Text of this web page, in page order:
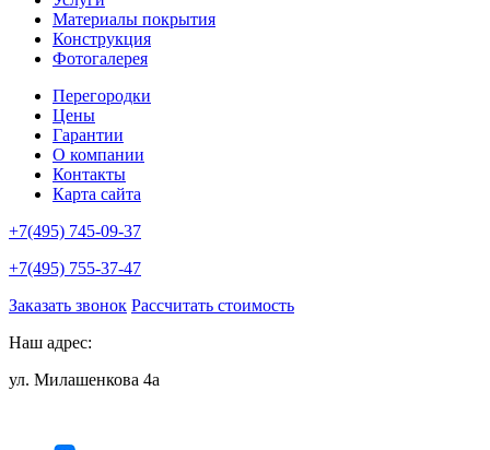
Материалы покрытия
Конструкция
Фотогалерея
Перегородки
Цены
Гарантии
О компании
Контакты
Карта сайта
+7(495) 745-09-37
+7(495) 755-37-47
Заказать звонок Рассчитать стоимость
Наш адрес:
ул. Милашенкова 4а